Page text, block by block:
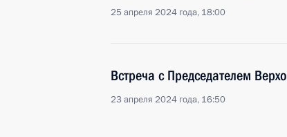
25 апреля 2024 года, 18:00
Встреча с Председателем
23 апреля 2024 года, 16:50